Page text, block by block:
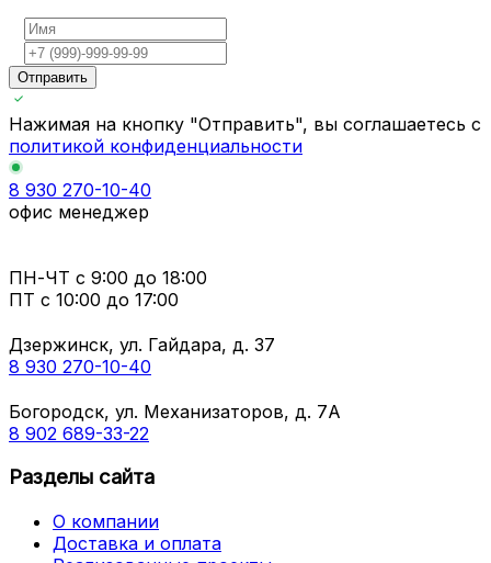
Отправить
Нажимая на кнопку "Отправить", вы соглашаетесь с
политикой конфиденциальности
8 930 270-10-40
офис менеджер
ПН-ЧТ с 9:00 до 18:00
ПТ с 10:00 до 17:00
Дзержинск, ул. Гайдара, д. 37
8 930 270-10-40
Богородск, ул. Механизаторов, д. 7А
8 902 689-33-22
Разделы сайта
О компании
Доставка и оплата